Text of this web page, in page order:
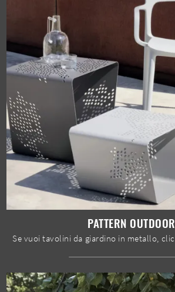
PATTERN OUTDOOR